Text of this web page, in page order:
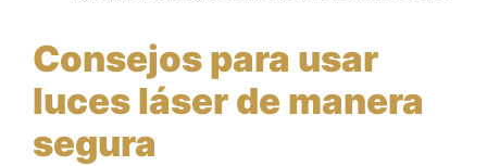
Consejos para usar
luces láser de manera
segura